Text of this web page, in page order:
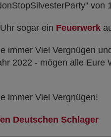
von
sogar ein Feuerwerk
immer Viel Vergnügen
2022 - mögen alle Eure
immer Viel Vergnügen!
Deutschen Schlager